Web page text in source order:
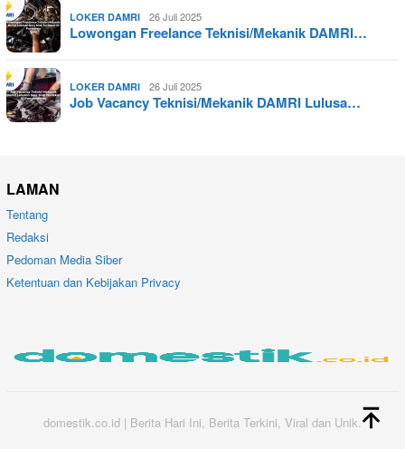
LOKER DAMRI 26 Juli 2025
Lowongan Freelance Teknisi/Mekanik DAMRI…
LOKER DAMRI 26 Juli 2025
Job Vacancy Teknisi/Mekanik DAMRI Lulusa…
LAMAN
Tentang
Redaksi
Pedoman Media Siber
Ketentuan dan Kebijakan Privacy
domestik.co.id | Berita Hari Ini, Berita Terkini, Viral dan Unik.